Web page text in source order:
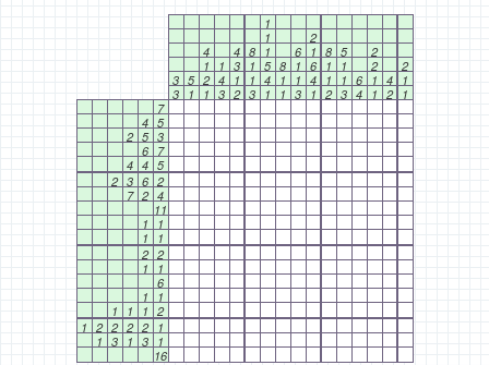
1
1
2
4
4 8 1 6 1 8 5
2
1
1 3 1 5 8 1 6 1 1 2
2
3 5 2 4 1 1 4 1 1 4 1 1 6 1 4
1
3
1 1 3 2 3 1 1 3 1 2 3 4 1 2
1
7
4 5
2 5 3
6 7
4 4 5
2 3 6 2
7 2 4
11
1
1
1
1
2 2
1
1
6
1
1
1
1 1 2
1 2 2 2 2
1
1 3 1 3
1
16